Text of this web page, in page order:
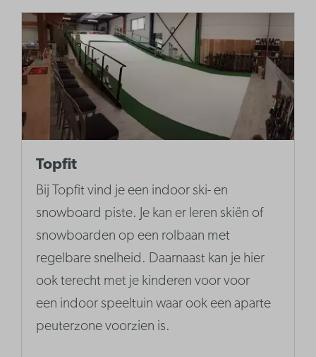
Topfit
Bij Topfit vind je een indoor ski- en
snowboard piste. Je kan er leren skiën of
snowboarden op een rolbaan met
regelbare snelheid. Daarnaast kan je hier
ook terecht met je kinderen voor voor
een indoor speeltuin waar ook een aparte
peuterzone voorzien is.